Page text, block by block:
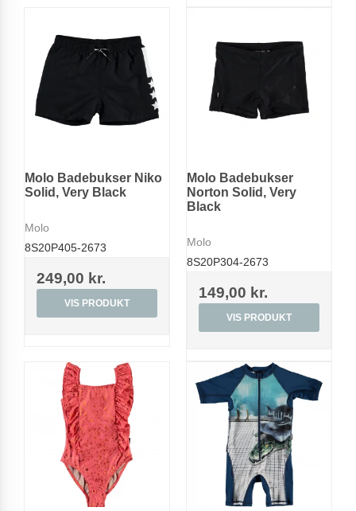
Molo Badebukser Niko
Solid, Very Black
Molo
8S20P405-2673
249,00 kr.
VIS PRODUKT
Molo Badebukser
Norton Solid, Very
Black
Molo
8S20P304-2673
149,00 kr.
VIS PRODUKT